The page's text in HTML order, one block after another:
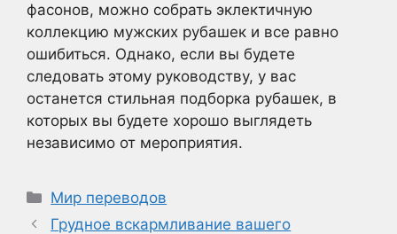
фасонов, можно собрать эклектичную
коллекцию мужских рубашек и все равно
ошибиться. Однако, если вы будете
следовать этому руководству, у вас
останется стильная подборка рубашек, в
которых вы будете хорошо выглядеть
независимо от мероприятия.
Рубрики
Мир переводов
Грудное вскармливание вашего